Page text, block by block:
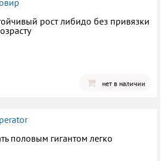
рост либидо без привязки
нет в наличии
половым гигантом легко